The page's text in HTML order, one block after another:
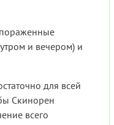
пораженные
и вечером) и
для всей
Скинорен
всего